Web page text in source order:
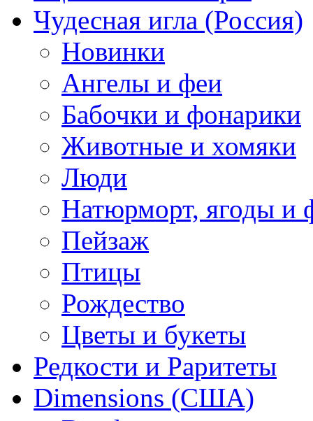
Чудесная игла (Россия)
Новинки
Ангелы и феи
Бабочки и фонарики
Животные и хомяки
Люди
Натюрморт, ягоды и
Пейзаж
Птицы
Рождество
Цветы и букеты
Редкости и Раритеты
Dimensions (США)